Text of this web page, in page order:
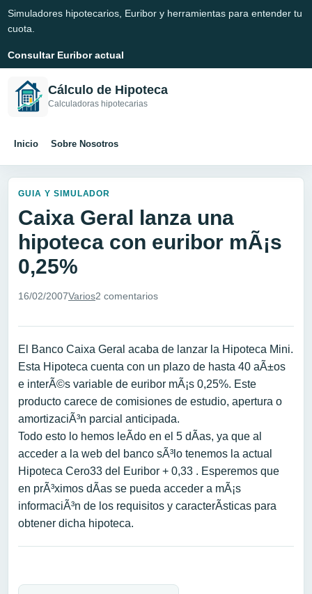
Simuladores hipotecarios, Euribor y herramientas para entender tu
cuota.
Consultar Euribor actual
Cálculo de Hipoteca
Calculadoras hipotecarias
Inicio Sobre Nosotros
GUIA Y SIMULADOR
Caixa Geral lanza una
hipoteca con euribor mÃ¡s
0,25%
16/02/2007Varios2 comentarios
El Banco Caixa Geral acaba de lanzar la Hipoteca Mini.
Esta Hipoteca cuenta con un plazo de hasta 40 aÃ±os
e interÃ©s variable de euribor mÃ¡s 0,25%. Este
producto carece de comisiones de estudio, apertura o
amortizaciÃ³n parcial anticipada.
Todo esto lo hemos leÃ­do en el 5 dÃ­as, ya que al
acceder a la web del banco sÃ³lo tenemos la actual
Hipoteca Cero33 del Euribor + 0,33 . Esperemos que
en prÃ³ximos dÃ­as se pueda acceder a mÃ¡s
informaciÃ³n de los requisitos y caracterÃ­sticas para
obtener dicha hipoteca.